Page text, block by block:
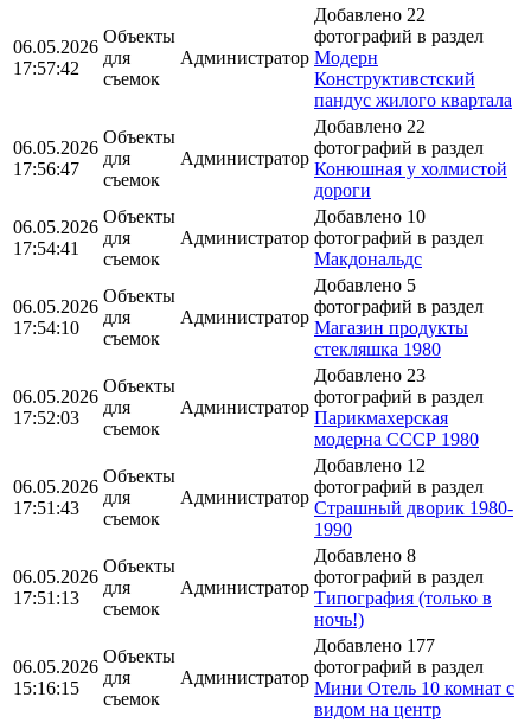
06.05.2026
17:57:42
Объекты
для
съемок
Администратор
Добавлено 22
фотографий в раздел
Модерн
Конструктивстский
пандус жилого квартала
06.05.2026
17:56:47
Объекты
для
съемок
Администратор
Добавлено 22
фотографий в раздел
Конюшная у холмистой
дороги
06.05.2026
17:54:41
Объекты
для
съемок
Администратор
Добавлено 10
фотографий в раздел
Макдональдс
06.05.2026
17:54:10
Объекты
для
съемок
Администратор
Добавлено 5
фотографий в раздел
Магазин продукты
стекляшка 1980
06.05.2026
17:52:03
Объекты
для
съемок
Администратор
Добавлено 23
фотографий в раздел
Парикмахерская
модерна СССР 1980
06.05.2026
17:51:43
Объекты
для
съемок
Администратор
Добавлено 12
фотографий в раздел
Страшный дворик 1980-
1990
06.05.2026
17:51:13
Объекты
для
съемок
Администратор
Добавлено 8
фотографий в раздел
Типография (только в
ночь!)
06.05.2026
15:16:15
Объекты
для
съемок
Администратор
Добавлено 177
фотографий в раздел
Мини Отель 10 комнат с
видом на центр